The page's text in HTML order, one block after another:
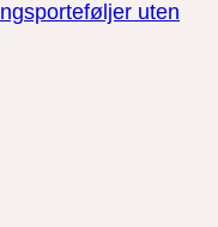
uten